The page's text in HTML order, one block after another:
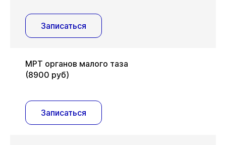
Записаться
МРТ органов малого таза
(8900 руб)
Записаться